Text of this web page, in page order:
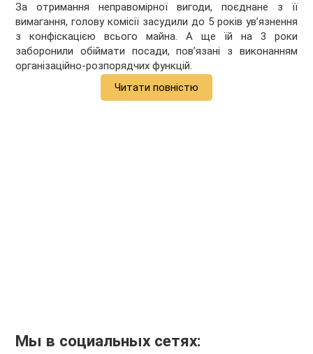
За отримання неправомірної вигоди, поєднане з її
вимагання, голову комісії засудили до 5 років увʼязнення
з конфіскацією всього майна. А ще їй на 3 роки
заборонили обіймати посади, повʼязані з виконанням
організаційно-розпорядчих функцій.
Читати повністю
Мы в социальных сетях: